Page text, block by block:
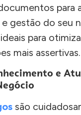
para
gestão do seu
para
mais assertivas.
e
são